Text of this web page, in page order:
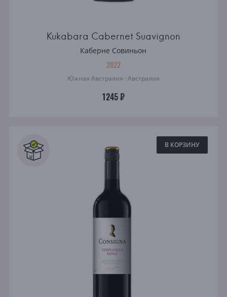
Kukabara Cabernet Suavignon
Каберне Совиньон
2022
Южная Австралия · Австралия
1245 ₽
В КОРЗИНУ